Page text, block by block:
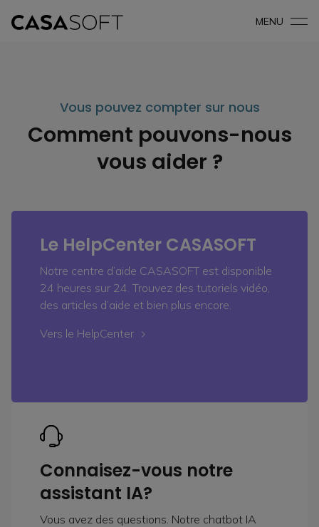
MENU
Vous pouvez compter sur nous
Comment pouvons-nous
vous aider ?
Le HelpCenter CASASOFT
Notre centre d’aide CASASOFT est disponible
24 heures sur 24. Trouvez des tutoriels vidéo,
des articles d’aide et bien plus encore.
Vers le HelpCenter
Connaisez-vous notre
assistant IA?
Vous avez des questions. Notre chatbot IA